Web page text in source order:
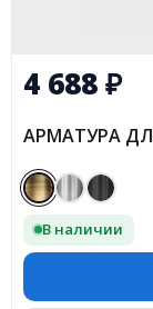
4 688₽
АРМАТУРА
В наличии